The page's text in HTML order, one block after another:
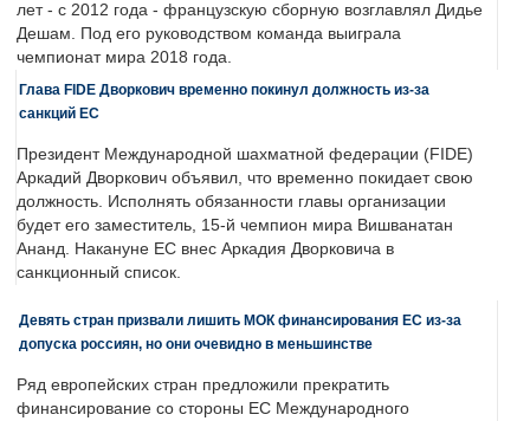
лет - с 2012 года - французскую сборную возглавлял Дидье
Дешам. Под его руководством команда выиграла
чемпионат мира 2018 года.
Глава FIDE Дворкович временно покинул должность из-за
санкций ЕС
Президент Международной шахматной федерации (FIDE)
Аркадий Дворкович объявил, что временно покидает свою
должность. Исполнять обязанности главы организации
будет его заместитель, 15-й чемпион мира Вишванатан
Ананд. Накануне ЕС внес Аркадия Дворковича в
санкционный список.
Девять стран призвали лишить МОК финансирования ЕС из-за
допуска россиян, но они очевидно в меньшинстве
Ряд европейских стран предложили прекратить
финансирование со стороны ЕС Международного